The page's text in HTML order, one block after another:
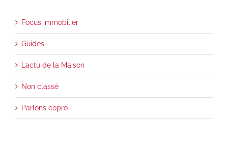
Focus immobilier
Guides
L’actu de la Maison
Non classé
Parlons copro